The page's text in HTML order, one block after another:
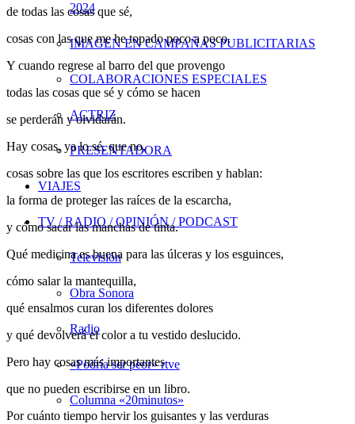
2024
IMAGEN EN CAMPAÑAS PUBLICITARIAS
COLABORACIONES ESPECIALES
ACTRIZ
PRESENTADORA
VIAJES
TV / RADIO / OPINIÓN / PODCAST
Televisión
Obra Sonora
Radio
«Podría ser peor» rtve
Columna «20minutos»
de todas las cosas que sé,
cosas con las que me he topado poco a poco.
Y cuando regrese al barro del que provengo
todas las cosas que sé y cómo se hacen
se perderán y olvidarán.
Hay cosas, ya lo sé, que no,
cosas sobre las que los escritores escriben y hablan:
la forma de proteger las raíces de la escarcha,
y cómo sacar las manchas de tinta.
Qué medicina es buena para las úlceras y los esguinces,
cómo salar la mantequilla,
qué ensalmos curan los diferentes dolores
y qué devolverá el color a tu vestido deslucido.
Pero hay cosas más importantes
que no pueden escribirse en un libro.
Por cuánto tiempo hervir los guisantes y las verduras